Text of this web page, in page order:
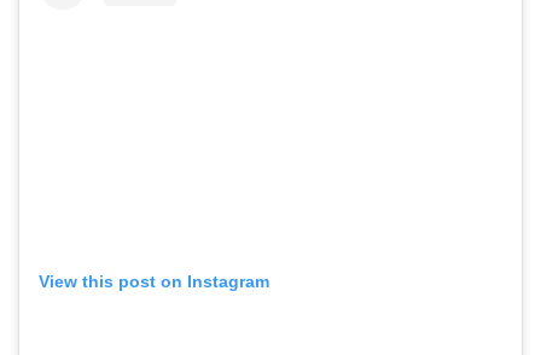
View this post on Instagram